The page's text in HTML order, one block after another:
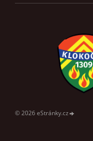
© 2026 eStránky.cz